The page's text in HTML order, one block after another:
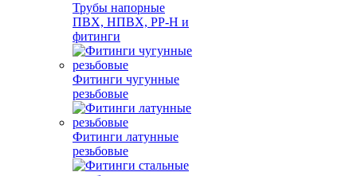
Трубы напорные
ПВХ, НПВХ, PP-H и
фитинги
Фитинги чугунные
резьбовые
Фитинги латунные
резьбовые